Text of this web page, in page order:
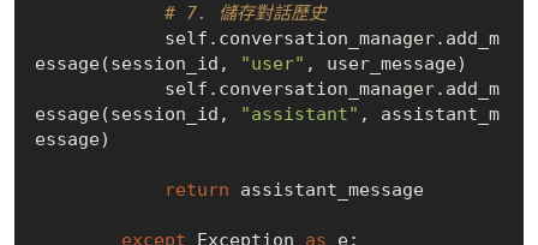
# 7. 儲存對話歷史
essage(session_id,
"user" , user_message)
essage(session_id,
"assistant" , assistant_m
essage)
return assistant_message
except Exception as e: